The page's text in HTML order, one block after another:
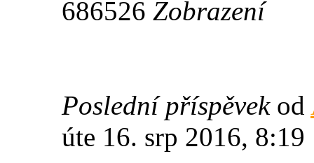
686526 Zobrazení
Poslední příspěvek od
úte 16. srp 2016, 8:19